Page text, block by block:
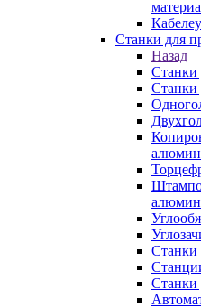
Станки для
Назад
Станки
Станки
Станки